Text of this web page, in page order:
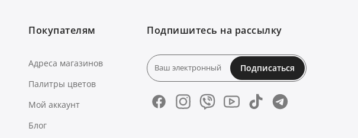
Покупателям
Адреса магазинов
Палитры цветов
Мой аккаунт
Блог
Подпишитесь на рассылку
Подписаться